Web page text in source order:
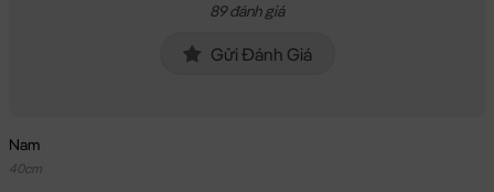
89 đánh giá
Gửi Đánh Giá
Nam
40cm